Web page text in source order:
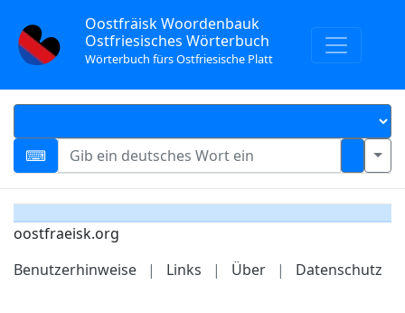
Oostfräisk Woordenbauk
Ostfriesisches Wörterbuch
Wörterbuch fürs Ostfriesische Platt
oostfraeisk.org
Benutzerhinweise
| Links | Über | Datenschutz